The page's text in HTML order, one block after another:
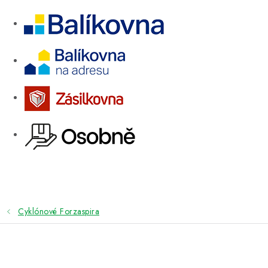
Cyklónové Forzaspira